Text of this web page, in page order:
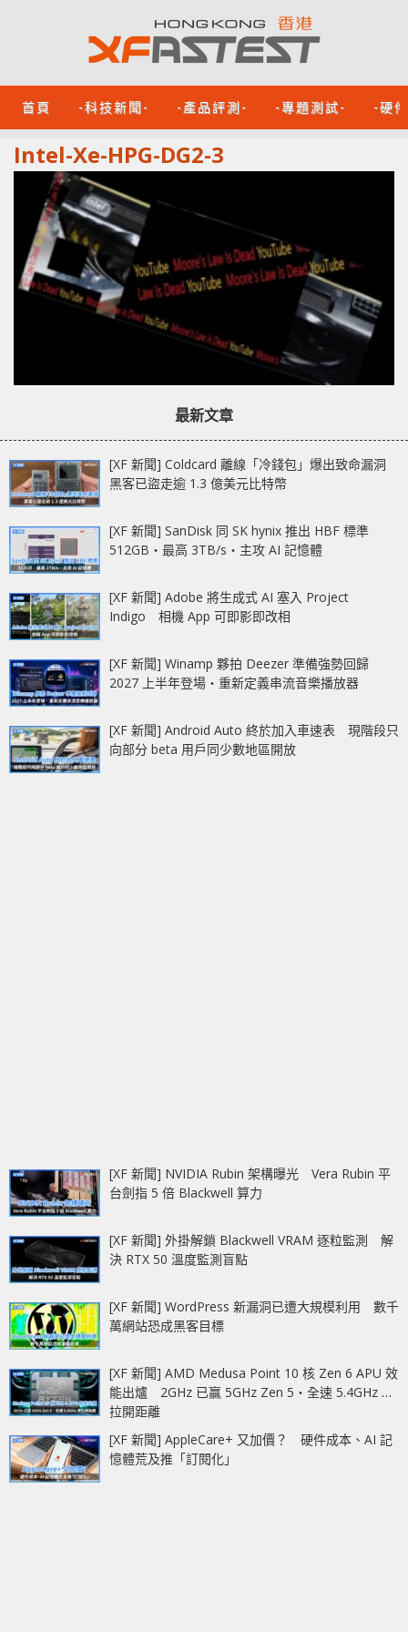
首頁 -科技新聞- -產品評測- -專題測試- -硬
Intel-Xe-HPG-DG2-3
最新文章
[XF 新聞] Coldcard 離線「冷錢包」爆出致命漏洞
黑客已盜走逾 1.3 億美元比特幣
[XF 新聞] SanDisk 同 SK hynix 推出 HBF 標準
512GB‧最高 3TB/s‧主攻 AI 記憶體
[XF 新聞] Adobe 將生成式 AI 塞入 Project
Indigo 相機 App 可即影即改相
[XF 新聞] Winamp 夥拍 Deezer 準備強勢回歸
2027 上半年登場‧重新定義串流音樂播放器
[XF 新聞] Android Auto 終於加入車速表 現階段只
向部分 beta 用戶同少數地區開放
[XF 新聞] NVIDIA Rubin 架構曝光 Vera Rubin 平
台劍指 5 倍 Blackwell 算力
[XF 新聞] 外掛解鎖 Blackwell VRAM 逐粒監測 解
決 RTX 50 溫度監測盲點
[XF 新聞] WordPress 新漏洞已遭大規模利用 數千
萬網站恐成黑客目標
[XF 新聞] AMD Medusa Point 10 核 Zen 6 APU 效
能出爐 2GHz 已贏 5GHz Zen 5‧全速 5.4GHz 更
拉開距離
[XF 新聞] AppleCare+ 又加價？ 硬件成本、AI 記
憶體荒及推「訂閱化」